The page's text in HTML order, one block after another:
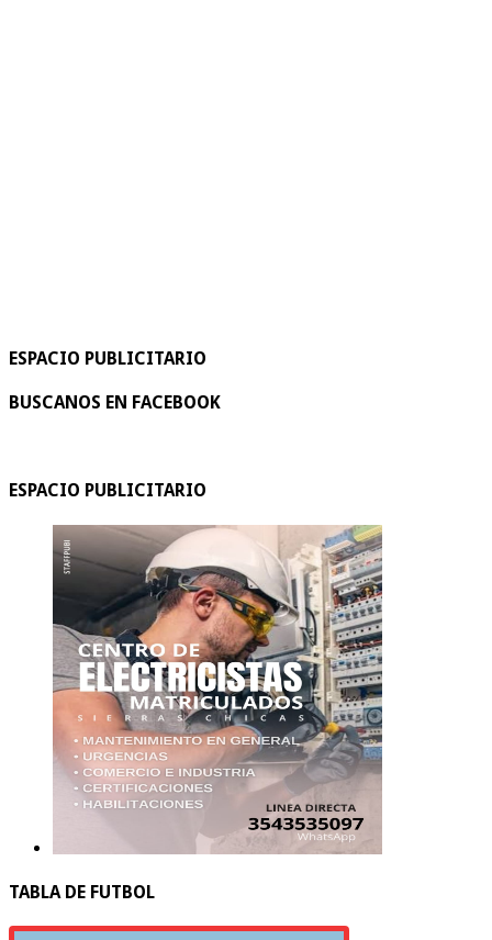
ESPACIO PUBLICITARIO
BUSCANOS EN FACEBOOK
ESPACIO PUBLICITARIO
TABLA DE FUTBOL